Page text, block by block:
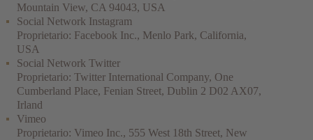
Mountain View, CA 94043, USA
Social Network Instagram
Proprietario: Facebook Inc., Menlo Park, California,
USA
Social Network Twitter
Proprietario: Twitter International Company, One
Cumberland Place, Fenian Street, Dublin 2 D02 AX07,
Irland
Vimeo
Proprietario: Vimeo Inc., 555 West 18th Street, New